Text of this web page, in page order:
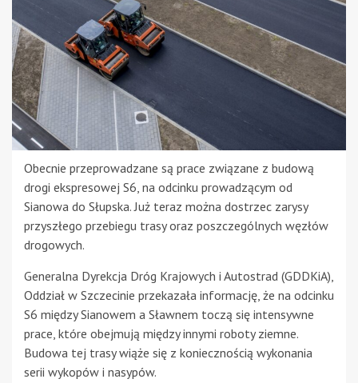
Obecnie przeprowadzane są prace związane z budową
drogi ekspresowej S6, na odcinku prowadzącym od
Sianowa do Słupska. Już teraz można dostrzec zarysy
przyszłego przebiegu trasy oraz poszczególnych węzłów
drogowych.
Generalna Dyrekcja Dróg Krajowych i Autostrad (GDDKiA),
Oddział w Szczecinie przekazała informację, że na odcinku
S6 między Sianowem a Sławnem toczą się intensywne
prace, które obejmują między innymi roboty ziemne.
Budowa tej trasy wiąże się z koniecznością wykonania
serii wykopów i nasypów.